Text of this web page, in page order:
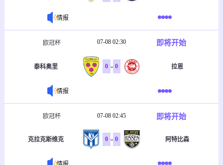
情报
欧冠杯 07-08 02:30 即将开始
泰科奥里 0 - 0 拉恩
情报
欧冠杯 07-08 02:45 即将开始
克拉克斯维克 0 - 0 阿特比森